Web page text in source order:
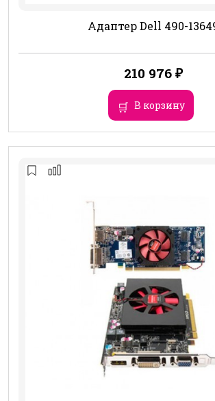
Адаптер Dell 490-
210 976 ₽
В корзину